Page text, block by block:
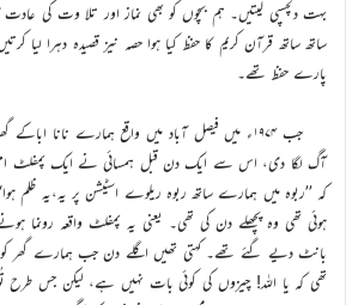
بہت دلچسپی لیتیں۔ ہم بچوں کو بھی نماز اور تلا وت کی
ساتھ ساتھ قرآن کریم کا حفظ کیا ہوا حصہ نیز قصیدہ دہرا لیا
پارے حفظ تھے۔
جب ۱۹۷۴ء میں فیصل آباد میں واقع ہمارے نانا
آگ لگا دی، اس سے ایک دن قبل ہمسائی نے ایک پمفلٹ امی
کہ ’’ربوہ میں ہمارے ساتھ ربوہ ریلوے اسٹیشن پر یہ،یہ ظلم
ہوئی تھی وہ پچھلے دن کی تھی۔ یعنی یہ پمفلٹ واقعہ رونما
بانٹ دیے گئے تھے۔ کہتی تھیں اگلے دن جب ہمارے گھر کو
تھی کہ یا اللہ! چیزوں کی کوئی بات نہیں ہے، لیکن جس